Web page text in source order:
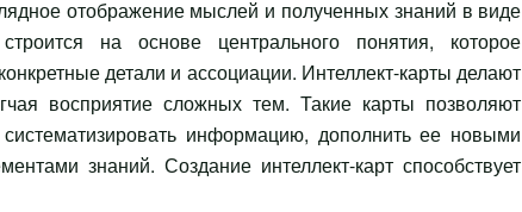
отображение мыслей и полученных знаний в виде
на основе центрального понятия, которое
детали и ассоциации. Интеллект-карты делают
восприятие сложных тем. Такие карты позволяют
информацию, дополнить ее новыми
знаний. Создание интеллект-карт способствует